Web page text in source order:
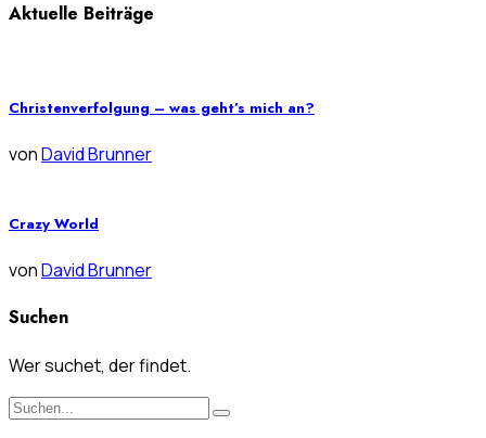
Aktuelle Beiträge
Christenverfolgung – was geht’s mich an?
vonDavid Brunner
Crazy World
vonDavid Brunner
Suchen
Wer suchet, der findet.